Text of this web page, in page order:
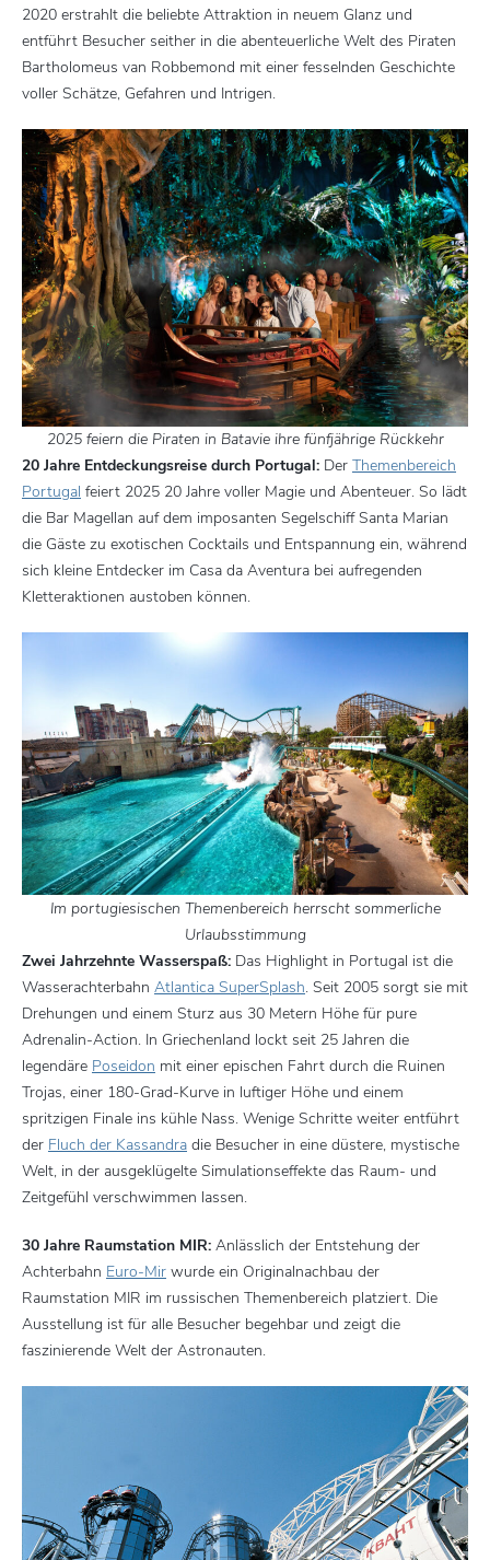
2020 erstrahlt die beliebte Attraktion in neuem Glanz und
entführt Besucher seither in die abenteuerliche Welt des Piraten
Bartholomeus van Robbemond mit einer fesselnden Geschichte
voller Schätze, Gefahren und Intrigen.
2025 feiern die Piraten in Batavie ihre fünfjährige Rückkehr
20 Jahre Entdeckungsreise durch Portugal: Der Themenbereich
Portugal feiert 2025 20 Jahre voller Magie und Abenteuer. So lädt
die Bar Magellan auf dem imposanten Segelschiff Santa Marian
die Gäste zu exotischen Cocktails und Entspannung ein, während
sich kleine Entdecker im Casa da Aventura bei aufregenden
Kletteraktionen austoben können.
Im portugiesischen Themenbereich herrscht sommerliche
Urlaubsstimmung
Zwei Jahrzehnte Wasserspaß: Das Highlight in Portugal ist die
Wasserachterbahn Atlantica SuperSplash. Seit 2005 sorgt sie mit
Drehungen und einem Sturz aus 30 Metern Höhe für pure
Adrenalin-Action. In Griechenland lockt seit 25 Jahren die
legendäre Poseidon mit einer epischen Fahrt durch die Ruinen
Trojas, einer 180-Grad-Kurve in luftiger Höhe und einem
spritzigen Finale ins kühle Nass. Wenige Schritte weiter entführt
der Fluch der Kassandra die Besucher in eine düstere, mystische
Welt, in der ausgeklügelte Simulationseffekte das Raum- und
Zeitgefühl verschwimmen lassen.
30 Jahre Raumstation MIR: Anlässlich der Entstehung der
Achterbahn Euro-Mir wurde ein Originalnachbau der
Raumstation MIR im russischen Themenbereich platziert. Die
Ausstellung ist für alle Besucher begehbar und zeigt die
faszinierende Welt der Astronauten.